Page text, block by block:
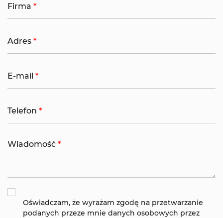
Firma
Adres
E-mail
Telefon
Wiadomość
Oświadczam, że wyrażam zgodę na przetwarzanie
podanych przeze mnie danych osobowych przez